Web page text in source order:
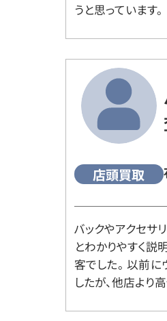
うと思っています。
店頭買取
バックやアクセサ
とわかりやすく説
客でした。 以前
したが、他店より